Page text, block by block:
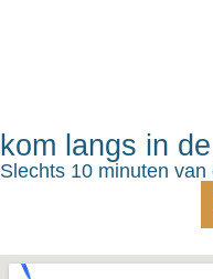
kom langs in
Slechts 10 minuten